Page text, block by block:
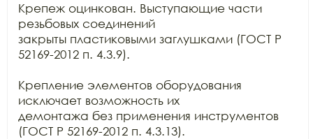
Крепеж оцинкован. Выступающие части
резьбовых соединений
закрыты пластиковыми заглушками (ГОСТ Р
52169-2012 п. 4.3.9).
Крепление элементов оборудования
исключает возможность их
демонтажа без применения инструментов
(ГОСТ Р 52169-2012 п. 4.3.13).